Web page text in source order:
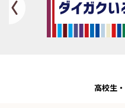
Previous
高校生・